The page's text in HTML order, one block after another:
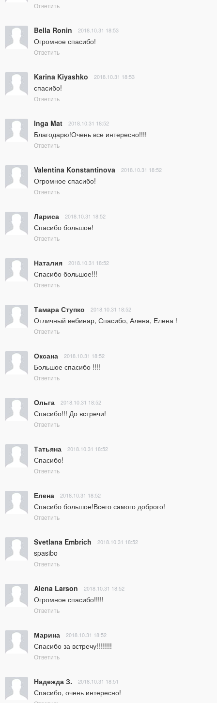
Ответить
Bella Ronin 2018.10.31 18:53
Огромное спасибо!
Ответить
Karina Kiyashko 2018.10.31 18:53
спасибо!
Ответить
Inga Mat 2018.10.31 18:52
Благодарю!Очень все интересно!!!!
Ответить
Valentina Konstantinova 2018.10.31 18:52
Огромное спасибо!
Ответить
Лариса 2018.10.31 18:52
Спасибо большое!
Ответить
Наталия 2018.10.31 18:52
Спасибо большое!!!
Ответить
Тамара Ступко 2018.10.31 18:52
Отличный вебинар, Спасибо, Алена, Елена !
Ответить
Оксана 2018.10.31 18:52
Большое спасибо !!!!
Ответить
Ольга 2018.10.31 18:52
Спасибо!!! До встречи!
Ответить
Татьяна 2018.10.31 18:52
Спасибо!
Ответить
Елена 2018.10.31 18:52
Спасибо большое!Всего самого доброго!
Ответить
Svetlana Embrich 2018.10.31 18:52
spasibo
Ответить
Alena Larson 2018.10.31 18:52
Огромное спасибо!!!!!
Ответить
Марина 2018.10.31 18:52
Спасибо за встречу!!!!!!!!
Ответить
Надежда З. 2018.10.31 18:51
Спасибо, очень интересно!